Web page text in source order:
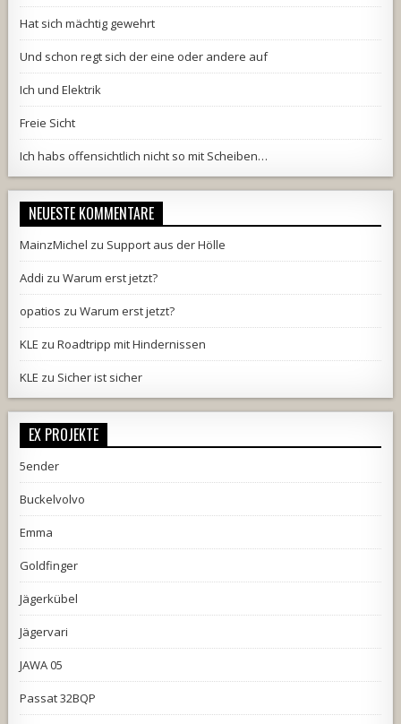
Hat sich mächtig gewehrt
Und schon regt sich der eine oder andere auf
Ich und Elektrik
Freie Sicht
Ich habs offensichtlich nicht so mit Scheiben…
NEUESTE KOMMENTARE
MainzMichel zu Support aus der Hölle
Addi zuWarum erst jetzt?
opatios zuWarum erst jetzt?
KLE zuRoadtripp mit Hindernissen
KLE zu Sicher ist sicher
EX PROJEKTE
5ender
Buckelvolvo
Emma
Goldfinger
Jägerkübel
Jägervari
JAWA 05
Passat 32BQP